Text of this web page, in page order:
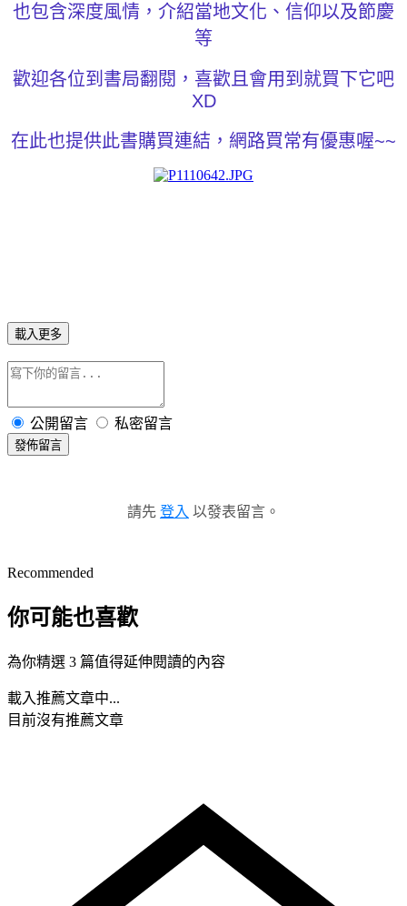
也包含深度風情，介紹當地文化、信仰以及節慶
等
歡迎各位到書局翻閱，喜歡且會用到就買下它吧
XD
在此也提供此書購買連結，網路買常有優惠喔~~
載入更多
公開留言 私密留言
發佈留言
請先 登入 以發表留言。
Recommended
你可能也喜歡
為你精選 3 篇值得延伸閱讀的內容
載入推薦文章中...
目前沒有推薦文章